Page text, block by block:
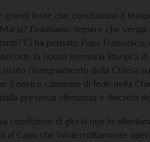
feste che concludono il
Dobbiamo temere che venga
Ci ha pensato Papa Francesco,
la nuova memoria liturgica
l’insegnamento della Chiesa
il nostro cammino di fede nella
presenza silenziosa e discreta
condizione di gloria non lo
al Capo che ininterrottamente